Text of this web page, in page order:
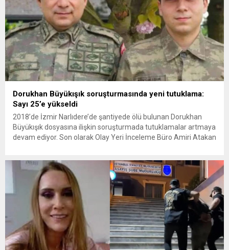
Dorukhan Büyükışık soruşturmasında yeni tutuklama:
Sayı 25’e yükseldi
2018’de İzmir Narlıdere’de şantiyede ölü bulunan Dorukhan
Büyükışık dosyasına ilişkin soruşturmada tutuklamalar artmaya
devam ediyor. Son olarak Olay Yeri İnceleme Büro Amiri Atakan
bulunan Dorukhan Büyükışık’a ilişkin yeniden açılan
soruşturmada tutuklamalar genişliyor. Son olarak dönemin...